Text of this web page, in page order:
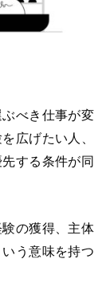
べき仕事が変
広げたい人、
する条件が同
の獲得、主体
う意味を持つ